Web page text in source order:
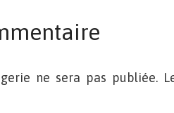
ne sera pas publiée.